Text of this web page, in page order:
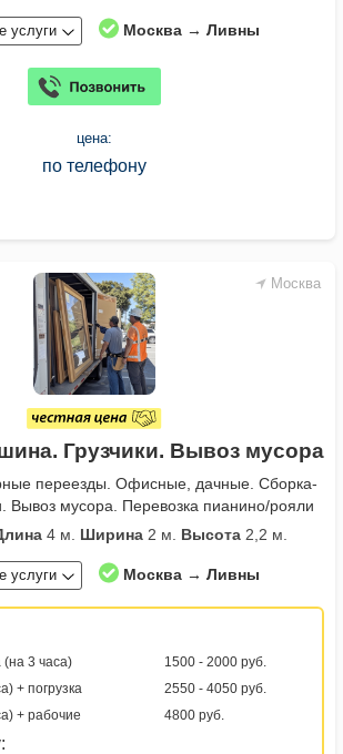
услуги Москва → Ливны
цена:
по телефону
Москва
Грузчики. Вывоз мусора
переезды. Офисные, дачные. Сборка-
Вывоз мусора. Перевозка пианино/рояли
4 м. Ширина 2 м. Высота 2,2 м.
услуги Москва → Ливны
3 часа)
1500 - 2000 руб.
+ погрузка
2550 - 4050 руб.
+ рабочие
4800 руб.